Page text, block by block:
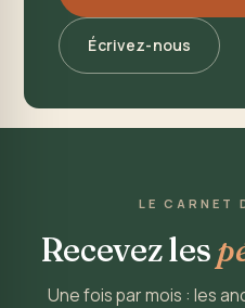
Écrivez-nous
LE CARNET
Recevez les
Une fois par mois : les